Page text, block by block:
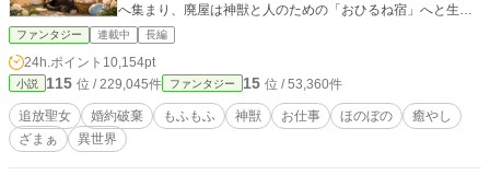
へ集まり、廃屋は神獣と人のための「おひるね宿」へと生ま
れ変わっていく。一方、ファナを失った王都では疲労と不眠
が蔓延。新聖女セレナとジルベールは彼女を連れ戻そうとす
るが、神獣たちはもう、人間の都合だけで働くつもりはなか
った。これは、役目を失った聖女が、誰もが何者でもなく休
める居場所を作る物語。
ファンタジー 連載中 長編
24h.ポイント 10,154pt
小説 115 位 / 229,045件 ファンタジー 15 位 / 53,360件
追放聖女 婚約破棄 もふもふ 神獣 お仕事 ほのぼの
癒やし
ざまぁ
異世界